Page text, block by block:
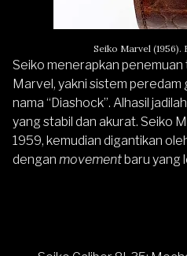
Seiko Marvel
Seiko menerapkan
Marvel, yakni sistem peredam
nama “Diashock”. Alhasil
yang stabil dan akurat. Seiko
1959, kemudian digantikan
dengan movementbaru yang